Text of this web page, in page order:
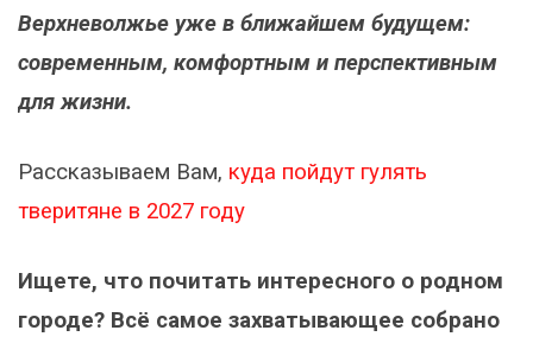
Верхневолжье уже в ближайшем будущем:
современным, комфортным и перспективным
для жизни.
Рассказываем Вам, куда пойдут гулять
тверитяне в 2027 году
Ищете, что почитать интересного о родном
городе? Всё самое захватывающее собрано